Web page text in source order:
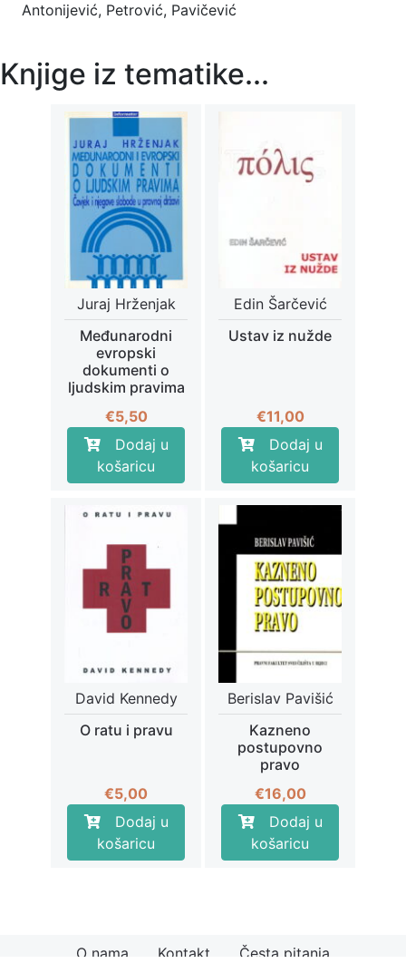
Antonijević, Petrović, Pavičević
Knjige iz tematike...
Juraj Hrženjak
Međunarodni
evropski
dokumenti o
ljudskim pravima
€5,50
Dodaj u
košaricu
Edin Šarčević
Ustav iz nužde
€11,00
Dodaj u
košaricu
David Kennedy
O ratu i pravu
€5,00
Dodaj u
košaricu
Berislav Pavišić
Kazneno
postupovno
pravo
€16,00
Dodaj u
košaricu
O nama Kontakt Česta pitanja